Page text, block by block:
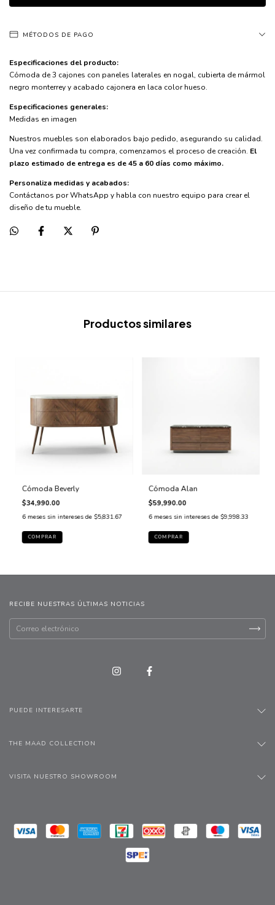
MÉTODOS DE PAGO
Especificaciones del producto:
Cómoda de 3 cajones con paneles laterales en nogal, cubierta de mármol
negro monterrey y acabado cajonera en laca color hueso.
Especificaciones generales:
Medidas en imagen
Nuestros muebles son elaborados bajo pedido, asegurando su calidad.
Una vez confirmada tu compra, comenzamos el proceso de creación. El
plazo estimado de entrega es de 45 a 60 días como máximo.
Personaliza medidas y acabados:
Contáctanos por WhatsApp y habla con nuestro equipo para crear el
diseño de tu mueble.
Productos similares
Cómoda Beverly
$34,990.00
6 meses sin intereses de $5,831.67
COMPRAR
Cómoda Alan
$59,990.00
6 meses sin intereses de $9,998.33
COMPRAR
RECIBE NUESTRAS ÚLTIMAS NOTICIAS
PUEDE INTERESARTE
THE MAAD COLLECTION
VISITA NUESTRO SHOWROOM